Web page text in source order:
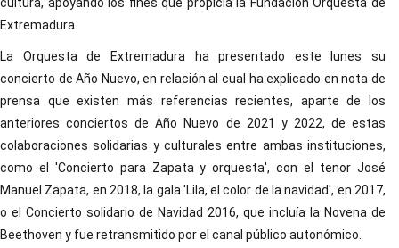
Extremadura.
La Orquesta de Extremadura ha presentado este lunes su
concierto de Año Nuevo, en relación al cual ha explicado en nota de
prensa que existen más referencias recientes, aparte de los
anteriores conciertos de Año Nuevo de 2021 y 2022, de estas
colaboraciones solidarias y culturales entre ambas instituciones,
como el 'Concierto para Zapata y orquesta', con el tenor José
Manuel Zapata, en 2018, la gala 'Lila, el color de la navidad', en 2017,
o el Concierto solidario de Navidad 2016, que incluía la Novena de
Beethoven y fue retransmitido por el canal público autonómico.